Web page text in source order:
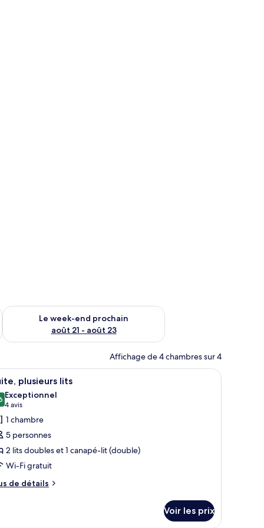
août 14 - août 16
Le week-end prochain
août 21 - août 23
Vérifier la disponibilité pour le week-end prochain août 21 -
Affichage de 4 chambres sur 4
grand lit, une fenêtre avec des rideaux et un luminaire fixé au mur.
:
Une chambre d’hôtel avec deux lits, un
7 plusieurs lits
sur 10
Exceptionnel
4 avis
(4 avis)
1 chambre
5 personnes
2 lits doubles et 1 canapé-lit (double)
Wi-Fi gratuit
de détails
Voir les prix